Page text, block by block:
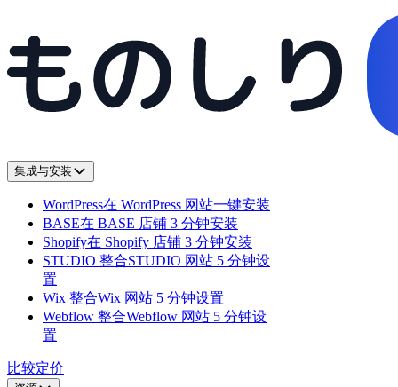
集成与安装
WordPress在 WordPress 网站一键安装
BASE在 BASE 店铺 3 分钟安装
Shopify在 Shopify 店铺 3 分钟安装
STUDIO 整合STUDIO 网站 5 分钟设
置
Wix 整合Wix 网站 5 分钟设置
Webflow 整合Webflow 网站 5 分钟设
置
比较定价